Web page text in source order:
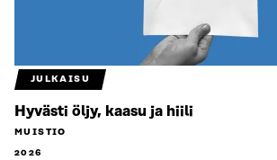
JULKAISU
Hyvästi öljy, kaasu ja hiili
MUISTIO
2026